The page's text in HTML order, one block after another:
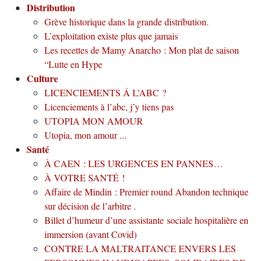
Distribution
Grève historique dans la grande distribution.
L’exploitation existe plus que jamais
Les recettes de Mamy Anarcho : Mon plat de saison
“Lutte en Hype
Culture
LICENCIEMENTS Á L’ABC ?
Licenciements à l’abc, j’y tiens pas
UTOPIA MON AMOUR
Utopia, mon amour ...
Santé
À CAEN : LES URGENCES EN PANNES…
À VOTRE SANTÉ !
Affaire de Mindin : Premier round Abandon technique
sur décision de l’arbitre .
Billet d’humeur d’une assistante sociale hospitalière en
immersion (avant Covid)
CONTRE LA MALTRAITANCE ENVERS LES